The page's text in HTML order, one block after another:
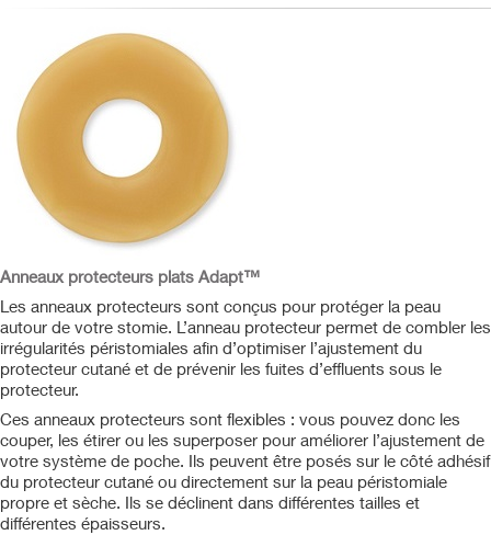
Anneaux protecteurs plats Adapt™
Les anneaux protecteurs sont conçus pour protéger la peau
autour de votre stomie. L’anneau protecteur permet de combler les
irrégularités péristomiales afin d’optimiser l’ajustement du
protecteur cutané et de prévenir les fuites d’effluents sous le
protecteur.
Ces anneaux protecteurs sont flexibles : vous pouvez donc les
couper, les étirer ou les superposer pour améliorer l’ajustement de
votre système de poche. Ils peuvent être posés sur le côté adhésif
du protecteur cutané ou directement sur la peau péristomiale
propre et sèche. Ils se déclinent dans différentes tailles et
différentes épaisseurs.